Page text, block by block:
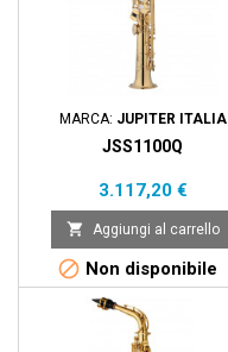
MARCA: JUPITER ITALIA
JSS1100Q
Prezzo
3.117,20 €
 Aggiungi al carrello
 Non disponibile
Prezzo scontato